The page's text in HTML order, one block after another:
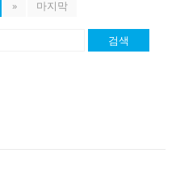
» 마지막
검색